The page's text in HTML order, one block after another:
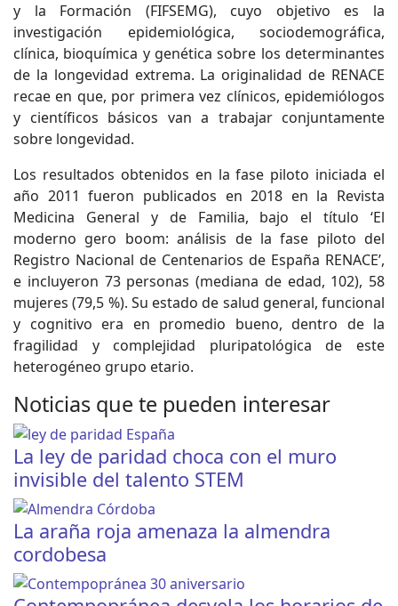
y la Formación (FIFSEMG), cuyo objetivo es la
investigación epidemiológica, sociodemográfica,
clínica, bioquímica y genética sobre los determinantes
de la longevidad extrema. La originalidad de RENACE
recae en que, por primera vez clínicos, epidemiólogos
y científicos básicos van a trabajar conjuntamente
sobre longevidad.
Los resultados obtenidos en la fase piloto iniciada el
año 2011 fueron publicados en 2018 en la Revista
Medicina General y de Familia, bajo el título ‘El
moderno gero boom: análisis de la fase piloto del
Registro Nacional de Centenarios de España RENACE’,
e incluyeron 73 personas (mediana de edad, 102), 58
mujeres (79,5 %). Su estado de salud general, funcional
y cognitivo era en promedio bueno, dentro de la
fragilidad y complejidad pluripatológica de este
heterogéneo grupo etario.
Noticias que te pueden interesar
La ley de paridad choca con el muro
invisible del talento STEM
La araña roja amenaza la almendra
cordobesa